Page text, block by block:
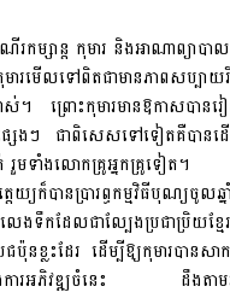
រកម្សាន្ត កុមារ និងអាណាព្យាបា
រមើលទៅពិតជាមានភាពសប្បាយ
ស់។ ព្រោះកុមារមានឱកាសបាន
ងៗ ជាពិសេសទៅទៀតគឺបានដើរ
រួមទាំងលោកគ្រូអ្នកគ្រូទៀត។
េយ្យក៏បានប្រារព្ធកម្មវិធីបុណ្យចូល
ៃលេងទឹកដែលជាល្បែងប្រជាប្រិយខ្
នខ្លះដែរ ដើម្បីឱ្យកុមារបានស
នុងការអភិវឌ្ឍចំនេះ ដឹងតាម